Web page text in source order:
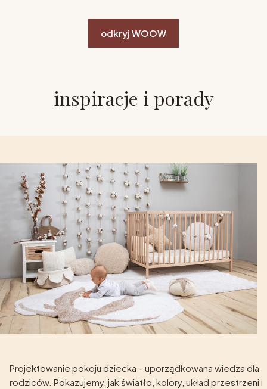
odkryj WOOW
inspiracje i porady
Projektowanie pokoju dziecka – uporządkowana wiedza dla
rodziców. Pokazujemy, jak światło, kolory, układ przestrzeni i